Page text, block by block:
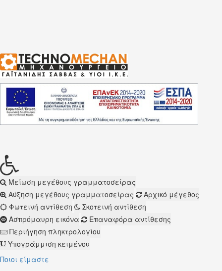
Μείωση μεγέθους γραμματοσείρας
Αύξηση μεγέθους γραμματοσείρας
Αρχικό μέγεθος
Φωτεινή αντίθεση
Σκοτεινή αντίθεση
Ασπρόμαυρη εικόνα
Επαναφόρα αντίθεσης
Περιήγηση πληκτρολογίου
Υπογράμμιση κειμένου
Ποιοι είμαστε